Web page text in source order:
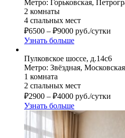
Метро: Горьковская,
2 комнаты
4 спальных мест
₽6500 – ₽9000 руб./сутки
Узнать больше
Пулковское шоссе, д.14с6
Метро: Звёздная, Московская
1 комната
2 спальных мест
₽2900 – ₽4000 руб./сутки
Узнать больше